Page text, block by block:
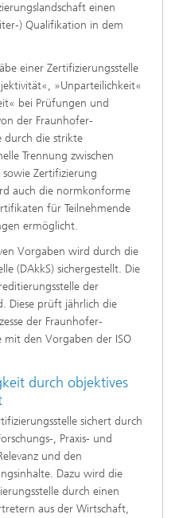
einen
) Qualifikation in dem
einer Zertifizierungsstelle
»Unparteilichkeit«
bei Prüfungen und
der Fraunhofer-
durch die strikte
Trennung zwischen
Zertifizierung
auch die normkonforme
für Teilnehmende
ermöglicht.
Vorgaben wird durch die
(DAkkS) sichergestellt. Die
der
Diese prüft jährlich die
der Fraunhofer-
mit den Vorgaben der ISO
durch objektives
sichert durch
, Praxis- und
und den
Dazu wird die
durch einen
aus der Wirtschaft,